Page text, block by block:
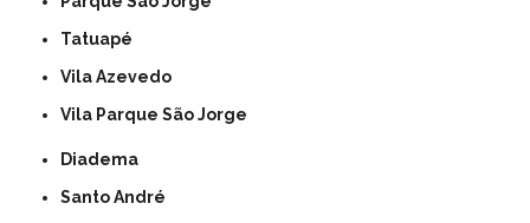
Tatuapé
Vila Azevedo
Vila Parque São Jorge
Diadema
Santo André